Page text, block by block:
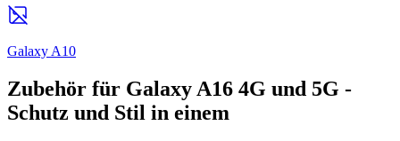
Galaxy A10
Zubehör für Galaxy A16 4G und 5G -
Schutz und Stil in einem